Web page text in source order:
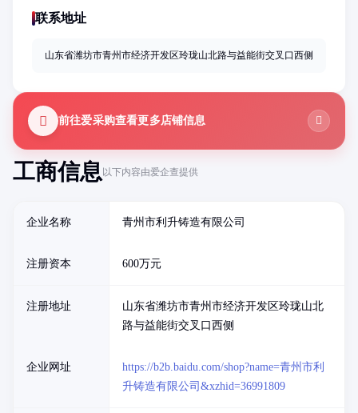
工商信息以下内容由爱企查提供
企业名称 青州市利升铸造有限公司
注册资本 600万元
注册地址
山东省潍坊市青州市经济开发区玲珑山北
路与益能街交叉口西侧
企业网址
https://b2b.baidu.com/shop?name=青州市利
升铸造有限公司&xzhid=36991809
联系地址
山东省潍坊市青州市经济开发区玲珑山北路与益能街交叉口西侧
前往爱采购查看更多店铺信息